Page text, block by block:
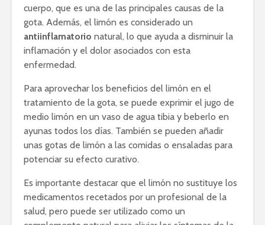
cuerpo, que es una de las principales causas de la
gota. Además, el limón es considerado un
antiinflamatorio natural, lo que ayuda a disminuir la
inflamación y el dolor asociados con esta
enfermedad.
Para aprovechar los beneficios del limón en el
tratamiento de la gota, se puede exprimir el jugo de
medio limón en un vaso de agua tibia y beberlo en
ayunas todos los días. También se pueden añadir
unas gotas de limón a las comidas o ensaladas para
potenciar su efecto curativo.
Es importante destacar que el limón no sustituye los
medicamentos recetados por un profesional de la
salud, pero puede ser utilizado como un